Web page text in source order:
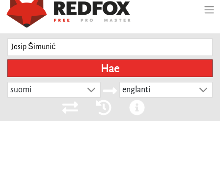
Hae
suomi englanti